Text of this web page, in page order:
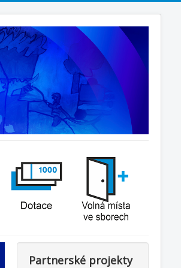
Partnerské projekty